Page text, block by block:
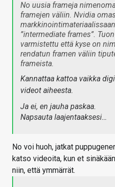
No uusia frameja
framejen väliin. Nvidia
”intermediate frames”.
varmistettu että kyse on
rendatun framen väliin
frameista.
Kannattaa kattoa vaikka
videot aiheesta.
Ja ei, en jauha paskaa.
Napsauta laajentaaksesi…
No voi huoh, jatkat
katso videoita, kun et
niin, että ymmärrät.